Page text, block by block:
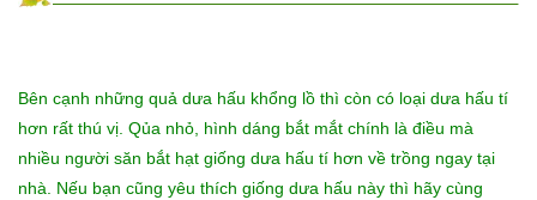
Bên cạnh những quả dưa hấu khổng lồ thì còn có loại dưa hấu tí
hơn rất thú vị. Qủa nhỏ, hình dáng bắt mắt chính là điều mà
nhiều người săn bắt hạt giống dưa hấu tí hơn về trồng ngay tại
nhà. Nếu bạn cũng yêu thích giống dưa hấu này thì hãy cùng